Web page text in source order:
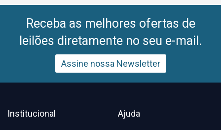
Receba as melhores ofertas de
leilões diretamente no seu e-mail.
Assine nossa Newsletter
Institucional Ajuda